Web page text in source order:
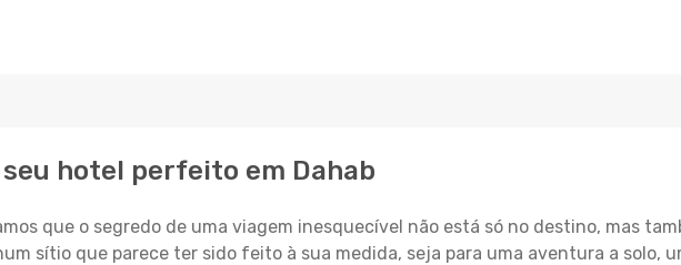
hotel perfeito em Dahab
que o segredo de uma viagem inesquecível não está só no destino, mas
sítio que parece ter sido feito à sua medida, seja para uma aventura a solo,